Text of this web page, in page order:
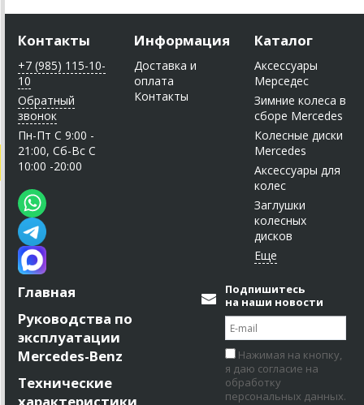
Контакты
+7 (985) 115-10-
10
Обратный
звонок
Пн-Пт C 9:00 -
21:00, Сб-Вс С
10:00 -20:00
Информация
Доставка и
оплата
Контакты
Каталог
Аксессуары
Мерседес
Зимние колеса в
сборе Mercedes
Колесные диски
Mercedes
Аксессуары для
колес
Заглушки
колесных
дисков
Главная
Руководства по
эксплуатации
Mercedes-Benz
Технические
Подпишитесь
на наши новости
Нажимая на кнопку,
я даю согласие на
обработку
персональных данных.